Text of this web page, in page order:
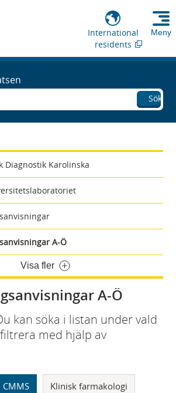
International
residents
Meny
Sök
Diagnostik Karolinska
A-Ö
Visa fler
A-Ö
kan söka i listan under vald
med hjälp av
CMMS Klinisk farmakologi